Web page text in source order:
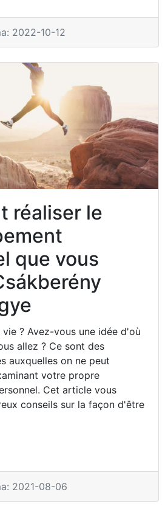
2022-10-12
réaliser le
que vous
? Avez-vous une idée d'où
allez ? Ce sont des
auxquelles on ne peut
votre propre
Cet article vous
conseils sur la façon d'être
2021-08-06